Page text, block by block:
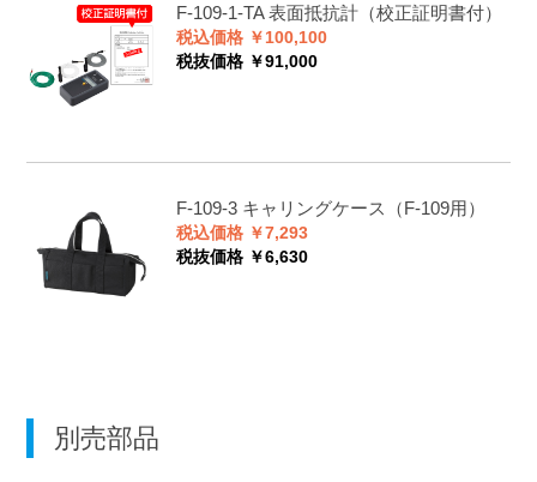
F-109-1-TA 表面抵抗計（校正証明書付）
税込価格 ￥100,100
税抜価格 ￥91,000
F-109-3 キャリングケース（F-109用）
税込価格 ￥7,293
税抜価格 ￥6,630
別売部品